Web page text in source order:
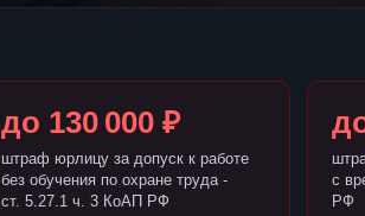
до 130 000 ₽
штраф юрлицу за допуск к работе
без обучения по охране труда -
ст. 5.27.1 ч. 3 КоАП РФ
с
РФ